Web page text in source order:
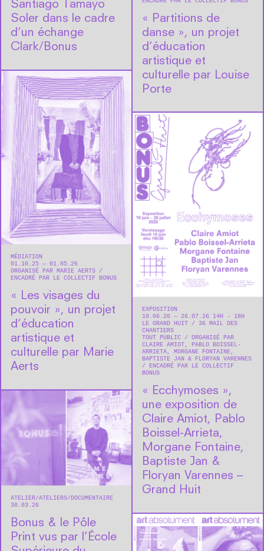
Santiago Tamayo
Soler dans le cadre
d’un échange
Clark/Bonus
« Partitions de
danse », un projet
d’éducation
artistique et
culturelle par Louise
Porte
MÉDIATION
01.10.25 — 01.05.26
ORGANISÉ PAR MARIE AERTS
ENCADRÉ PAR LE COLLECTIF BONUS
« Les visages du
pouvoir », un projet
d’éducation
artistique et
culturelle par Marie
Aerts
EXPOSITION
19.06.26 — 26.07.26 14H - 18H
LE GRAND HUIT
36 MAIL DES
CHANTIERS
TOUT PUBLIC
ORGANISÉ PAR
CLAIRE AMIOT, PABLO BOISSEL-
ARRIETA, MORGANE FONTAINE,
BAPTISTE JAN & FLORYAN VARENNES
ENCADRÉ PAR LE COLLECTIF
BONUS
« Ecchymoses »,
une exposition de
Claire Amiot, Pablo
Boissel-Arrieta,
Morgane Fontaine,
Baptiste Jan &
Floryan Varennes –
Grand Huit
ATELIER ATELIERS
DOCUMENTAIRE
30.03.26
Bonus & le Pôle
Print vus par l’École